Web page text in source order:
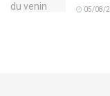
05/08/